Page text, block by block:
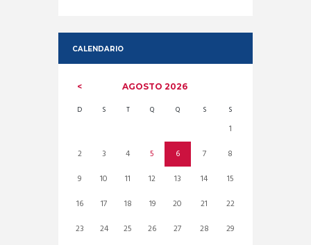
CALENDARIO
AGOSTO2026
D S T Q Q S S
1
2
3 4 5 6 7
8
9
10 11 12 13 14
15
16
17 18 19 20 21
22
23
24 25 26 27 28 29